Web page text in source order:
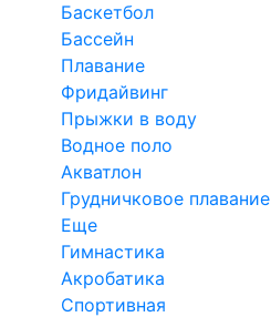
Баскетбол
Бассейн
Плавание
Фридайвинг
Прыжки в воду
Водное поло
Акватлон
Грудничковое плавание
Еще
Гимнастика
Акробатика
Спортивная